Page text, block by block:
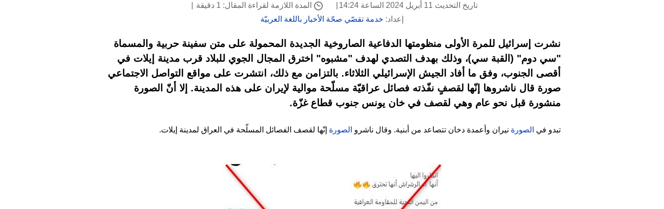
تاريخ التحديث 11 أبريل 2024 الساعة 14:24
المدة اللازمة لقراءة المقال: 1 دقيقة
إعداد: خدمة تقصّي صحّة الأخبار باللغة العربيّة
نشرت إسرائيل للمرة الأولى منظومتها الدفاعية الصاروخية الجديدة المحمولة على متن سفينة حربية والمسماة
"سي دوم" (القبة سي)، وذلك بهدف التصدي لهدف "مشبوه" اخترق المجال الجوي للبلاد قرب مدينة إيلات في
أقصى الجنوب، وفق ما أفاد الجيش الإسرائيلي الثلاثاء. بالتزامن مع ذلك، انتشرت على مواقع التواصل الاجتماعي
صورة قال ناشروها إنّها لقصفٍ نفّذته فصائل عراقيّة مسلّحة موالية لإيران على هذه المدينة. إلا أنّ الصورة
منشورة قبل نحو عام وهي لقصف في خان يونس جنوب قطاع غزّة.
تبدو في الصورة نيران وأعمدة دخان تتصاعد من أبنية. وقال ناشرو الصورة إنّها لقصف الفصائل المسلّحة في العراق لمدينة إيلات.